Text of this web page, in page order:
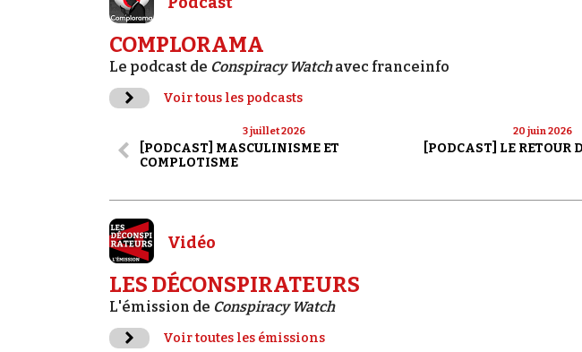
COMPLORAMA
Le podcast de Conspiracy Watchavec franceinfo
Voir tous les podcasts
3 juillet 2026
[PODCAST] MASCULINISME ET
COMPLOTISME
20 juin 2026
[PODCAST] LE RETOUR
Vidéo
LES DÉCONSPIRATEURS
L'émission de Conspiracy Watch
Voir toutes les émissions